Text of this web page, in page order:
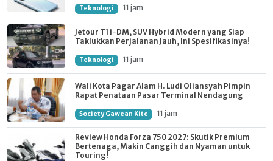
Teknologi 11 jam
Jetour T1 i-DM, SUV Hybrid Modern yang Siap
Taklukkan Perjalanan Jauh, Ini Spesifikasinya!
Teknologi 11 jam
Wali Kota Pagar Alam H. Ludi Oliansyah Pimpin
Rapat Penataan Pasar Terminal Nendagung
Society Gawean Kite 11 jam
Review Honda Forza 750 2027: Skutik Premium
Bertenaga, Makin Canggih dan Nyaman untuk
Touring!